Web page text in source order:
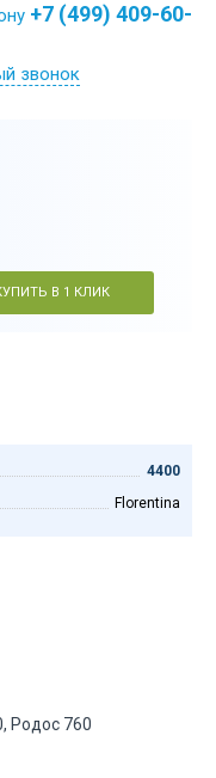
+7 (499) 409-60-
звонок
В 1 КЛИК
4400
Florentina
Родос 760